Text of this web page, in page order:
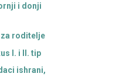
i donji
za roditelje
I. i II. tip
ishrani,